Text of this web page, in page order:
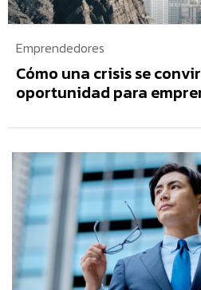
Emprendedores
Cómo una crisis se
oportunidad para